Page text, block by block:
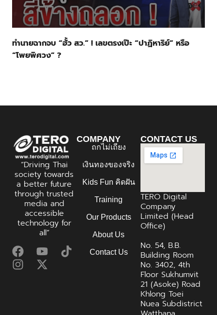
ทำนายฉากจบ “ฮั้ว สว.” ! เลขตรงเป๊ะ “ปาฏิหาริย์” หรือ
“โพยพิศวง” ?
“Driving Thai
society towards
a better future
through trusted
media and
accessible
technology for
all”
COMPANY
ถกไม่เถียง
เงินทองของจริง
Kids Fun คิดฝัน
Training
Our Products
About Us
Contact Us
CONTACT US
TERO Digital
Company
Limited (Head
Office)
No. 54, B.B.
Building Room
No. 3402, 4th
Floor Sukhumvit
21 (Asoke) Road
Khlong Toei
Nuea Subdistrict